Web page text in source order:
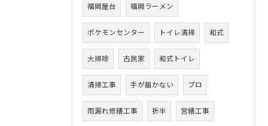
福岡屋台 福岡ラーメン
ポケモンセンター トイレ清掃 和式
大掃除 古民家 和式トイレ
清掃工事 手が届かない プロ
雨漏れ修繕工事 折半 営繕工事